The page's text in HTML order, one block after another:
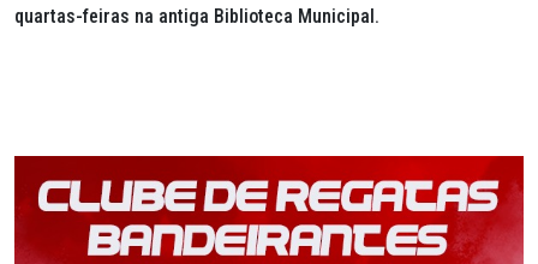
quartas-feiras na antiga Biblioteca Municipal.